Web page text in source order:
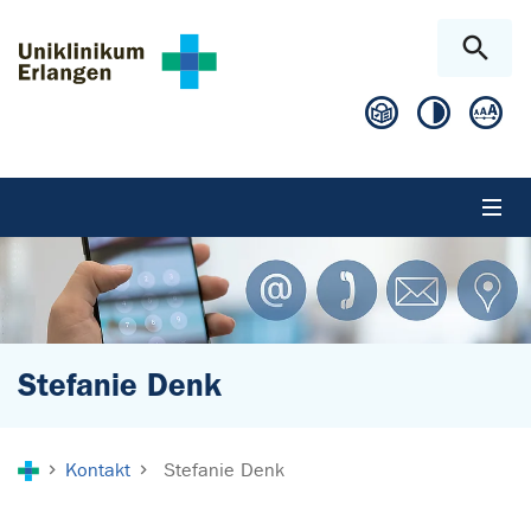
Stefanie Denk
Kontakt Stefanie Denk